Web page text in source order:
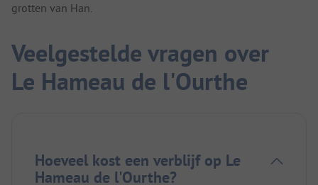
grotten van Han.
Veelgestelde vragen over
Le Hameau de l'Ourthe
Hoeveel kost een verblijf op Le
Hameau de l'Ourthe?